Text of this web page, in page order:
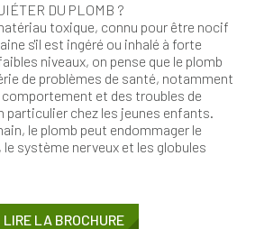
DU PLOMB ?
toxique, connu pour être nocif
s'il est ingéré ou inhalé à forte
niveaux, on pense que le plomb
de problèmes de santé, notamment
comportement et des troubles de
particulier chez les jeunes enfants.
le plomb peut endommager le
le système nerveux et les globules
LIRE LA BROCHURE